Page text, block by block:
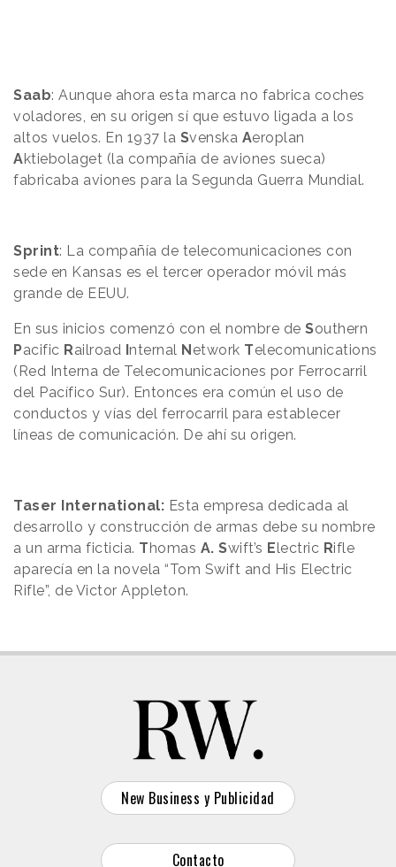
Saab: Aunque ahora esta marca no fabrica coches
voladores, en su origen sí que estuvo ligada a los
altos vuelos. En 1937 la Svenska Aeroplan
Aktiebolaget (la compañía de aviones sueca)
fabricaba aviones para la Segunda Guerra Mundial.
Sprint: La compañía de telecomunicaciones con
sede en Kansas es el tercer operador móvil más
grande de EEUU.
En sus inicios comenzó con el nombre de Southern
Pacific Railroad Internal Network Telecomunications
( Red Interna de Telecomunicaciones por Ferrocarril
del Pacífico Sur). Entonces era común el uso de
conductos y vías del ferrocarril para establecer
líneas de comunicación. De ahí su origen.
Taser International: Esta empresa dedicada al
desarrollo y construcción de armas debe su nombre
a un arma ficticia. Thomas A. Swift’s Electric Rifle
aparecía en la novela “Tom Swift and His Electric
Rifle”, de Victor Appleton.
New Business y Publicidad
Contacto